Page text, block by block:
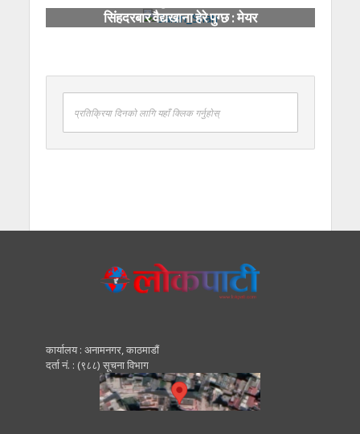
सिंहदरबार वैद्यखाना हेरे पुग्छ : मेयर
प्रतिक्रिया दिनको लागि यहाँ क्लिक गर्नुहोस्
कार्यालय : अनामनगर, काठमाडाैं
दर्ता नं. : (९८८) सूचना विभाग